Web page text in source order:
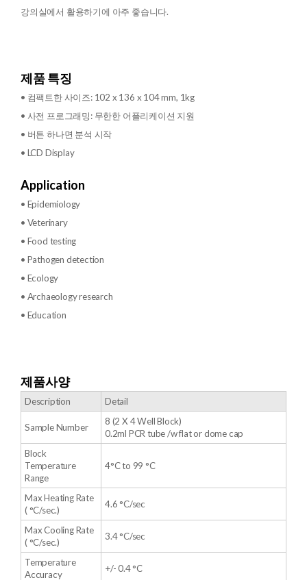
강의실에서 활용하기에 아주 좋습니다.
제품 특징
• 컴팩트한 사이즈: 102 x 136 x 104 mm, 1kg
• 사전 프로그래밍: 무한한 어플리케이션 지원
• 버튼 하나면 분석 시작
• LCD Display
Application
• Epidemiology
• Veterinary
• Food testing
• Pathogen detection
• Ecology
• Archaeology research
• Education
제품사양
Description Detail
Sample Number
8 (2 X 4 Well Block)
0.2ml PCR tube /w flat or dome cap
Block
Temperature
Range
4°C to 99 °C
Max Heating Rate
( °C/sec.)
4.6 °C/sec
Max Cooling Rate
( °C/sec.)
3.4 °C/sec
Temperature
Accuracy
+/- 0.4 °C